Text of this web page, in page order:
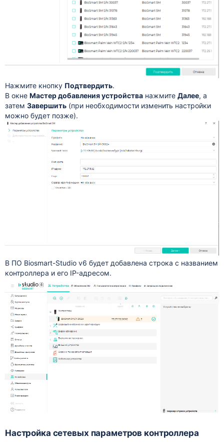
Нажмите кнопку Подтвердить.
В окне Мастер добавления устройстванажмите Далее, а
затем Завершить(при необходимости изменить настройки
можно будет позже).
В ПО Biosmart-Studio v6 будет добавлена строка с названием
контроллера и его IP-адресом.
Настройка сетевых параметров контроллера